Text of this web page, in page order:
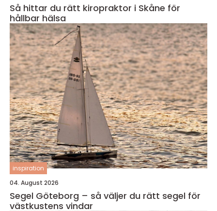
Så hittar du rätt kiropraktor i Skåne för
hållbar hälsa
inspiration
04. August 2026
Segel Göteborg – så väljer du rätt segel för
västkustens vindar